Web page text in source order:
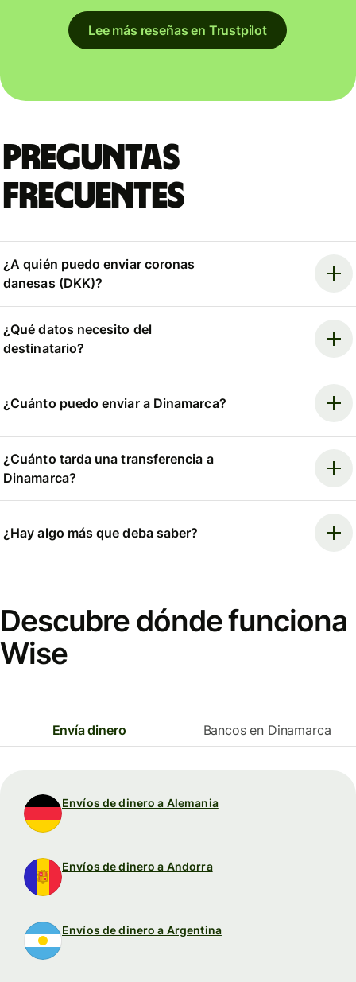
Lee más reseñas en Trustpilot
Preguntas
frecuentes
¿A quién puedo enviar coronas
danesas (DKK)?
¿Qué datos necesito del
destinatario?
¿Cuánto puedo enviar a Dinamarca?
¿Cuánto tarda una transferencia a
Dinamarca?
¿Hay algo más que deba saber?
Descubre dónde funciona
Wise
Envía dinero Bancos en Dinamarca
Envíos de dinero a Alemania
Envíos de dinero a Andorra
Envíos de dinero a Argentina